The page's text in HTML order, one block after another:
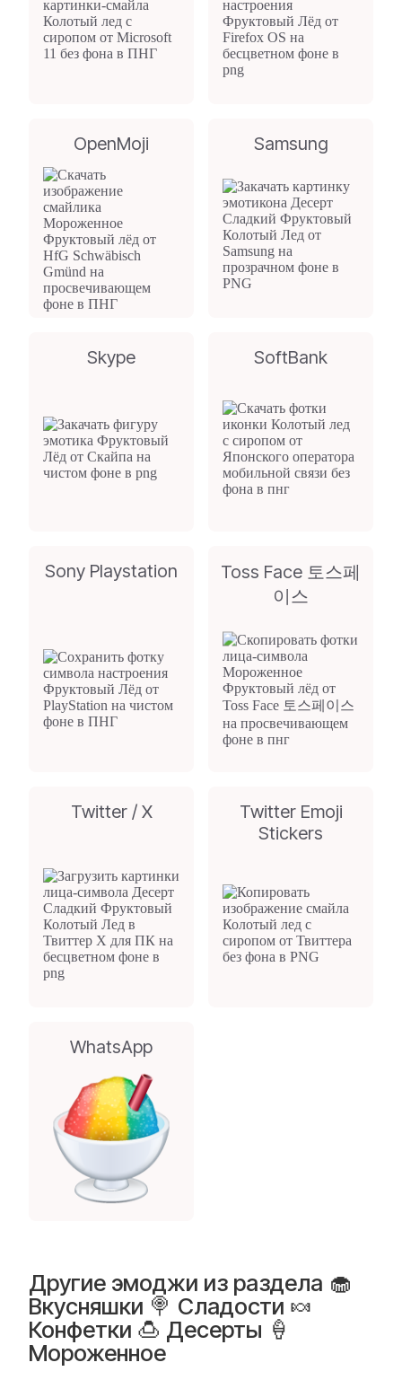
OpenMoji Samsung
Skype SoftBank
Sony Playstation
Toss Face 토스페
이스
Twitter / X
Twitter Emoji
Stickers
WhatsApp
Другие эмоджи из раздела 🧁
Вкусняшки 🍭 Сладости 🍬
Конфетки 🍮 Десерты 🍦
Мороженное